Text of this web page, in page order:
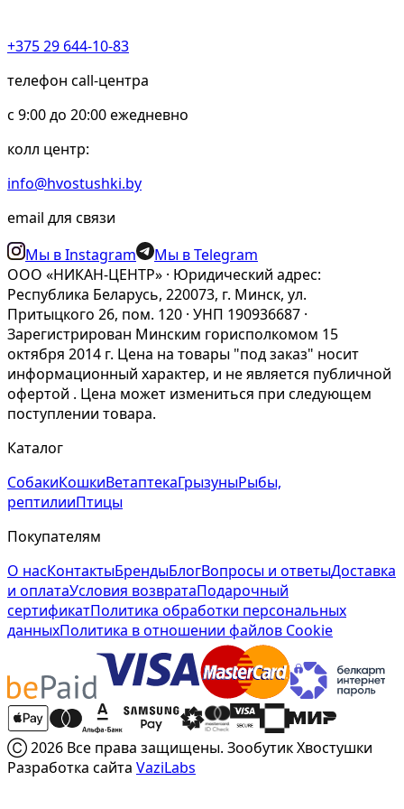
+375 29 644-10-83
телефон call-центра
c 9:00 до 20:00 ежедневно
колл центр:
info@hvostushki.by
email для связи
Мы в Instagram
Мы в Telegram
ООО «НИКАН-ЦЕНТР» · Юридический адрес:
Республика Беларусь, 220073, г. Минск, ул.
Притыцкого 26, пом. 120 · УНП 190936687 ·
Зарегистрирован Минским горисполкомом 15
октября 2014 г. Цена на товары "под заказ" носит
информационный характер, и не является публичной
офертой . Цена может измениться при следующем
поступлении товара.
Каталог
СобакиКошкиВетаптекаГрызуныРыбы,
рептилииПтицы
Покупателям
О насКонтактыБрендыБлогВопросы и ответыДоставка
и оплатаУсловия возвратаПодарочный
сертификатПолитика обработки персональных
данныхПолитика в отношении файлов Cookie
Ⓒ 2026 Все права защищены. Зообутик Хвостушки
Разработка сайта VaziLabs